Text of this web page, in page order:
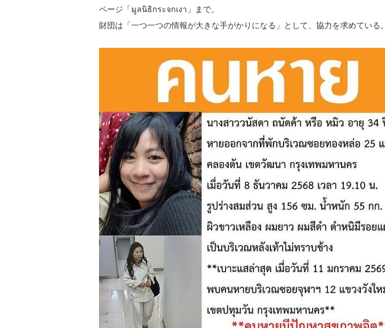
ページ「มูลนิธิกระจกเงา」まで。
財団は「一つ一つの情報が大きな手がかりになる」として、協力を求めている。